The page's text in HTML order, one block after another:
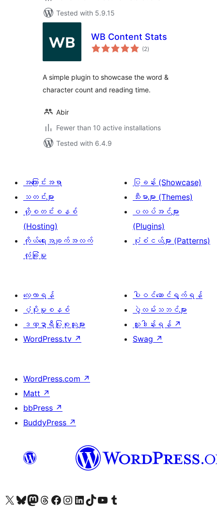
Tested with 5.9.15
WB Content Stats
(2total
ratings
)
A simple plugin to showcase the word &
character count and reading time.
Abir
Fewer than 10 active installations
Tested with 6.4.9
အကြောင်းအရာ
သတင်းများ
ဟို့စတင်းစနစ်
(Hosting)
ကိုယ်ရေးအချက်အလက်
လုံခြုံမှု
ပြခန်း (Showcase)
သီးမားများ (Themes)
ပလပ်အင်များ
(Plugins)
ပုံစံငယ်များ (Patterns)
လေ့လာရန်
ပံ့ပိုးမှုစနစ်
ဒဏ္ဍာရီပြုစုသူများ
WordPress.tv ↗
ပါဝင်ဆောင်ရွက်ရန်
ပွဲလမ်းသဘင်များ
လှူဒါန်းရန် ↗
Swag ↗
WordPress.com ↗
Matt ↗
bbPress ↗
BuddyPress ↗
ကျွန်ုပ်တို့၏ X (ယခင် Twitter) အကောင့်သို့ သွားရောက်ကြည့်ရှုပါကျွန်ုပ်တို့၏ Bluesky အကောင့်သို့ ဝင်ရောက်ကြည့်ရှုရန်
ကျွန်ုပ်တို့၏ Mastodon အကောင့်သို့ သွားရောက်ကြည့်ရှုပါကျွန်ုပ်တို့၏ Threads အကောင့်သို့ ဝင်ရောက်ကြည့်ရှုရန်
ကျွန်ုပ်တို့၏ Facebook စာမျက်နှာသို့ သွားရောက်ကြည့်ရှုပါကျွန်ုပ်တို့၏ Instagram အကောင့်သို့ သွားရောက်ကြည့်ရှုပါ ကျွန်ုပ်တို့၏ LinkedIn အကောင့်သို့ သွားရောက်ကြည့်ရှုပါကျွန်ုပ်တို့၏ TikTok အကောင့်သို့ ဝင်ရောက်ကြည့်ရှုရန်
ကျွန်ုပ်တို့၏ YouTube ချန်နယ်သို့ သွားရောက်ကြည့်ရှုပါ ကျွန်ုပ်တို့၏ Tumblr အကောင့်သို့ ဝင်ရောက်ကြည့်ရှုရန်